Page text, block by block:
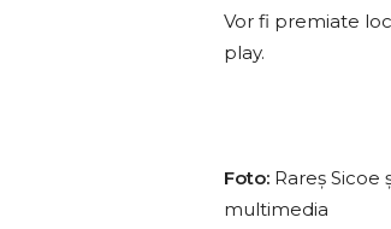
Vor fi premiate
play.
Foto: Rareș Sicoe
multimedia